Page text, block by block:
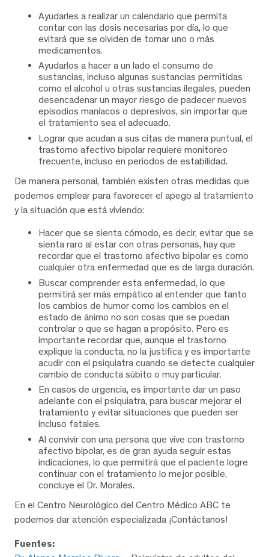
Ayudarles a realizar un calendario que permita
contar con las dosis necesarias por día, lo que
evitará que se olviden de tomar uno o más
medicamentos.
Ayudarlos a hacer a un lado el consumo de
sustancias, incluso algunas sustancias permitidas
como el alcohol u otras sustancias ilegales, pueden
desencadenar un mayor riesgo de padecer nuevos
episodios maníacos o depresivos, sin importar que
el tratamiento sea el adecuado.
Lograr que acudan a sus citas de manera puntual, el
trastorno afectivo bipolar requiere monitoreo
frecuente, incluso en periodos de estabilidad.
De manera personal, también existen otras medidas que
podemos emplear para favorecer el apego al tratamiento
y la situación que está viviendo:
Hacer que se sienta cómodo, es decir, evitar que se
sienta raro al estar con otras personas, hay que
recordar que el trastorno afectivo bipolar es como
cualquier otra enfermedad que es de larga duración.
Buscar comprender esta enfermedad, lo que
permitirá ser más empático al entender que tanto
los cambios de humor como los cambios en el
estado de ánimo no son cosas que se puedan
controlar o que se hagan a propósito. Pero es
importante recordar que, aunque el trastorno
explique la conducta, no la justifica y es importante
acudir con el psiquiatra cuando se detecte cualquier
cambio de conducta súbito o muy particular.
En casos de urgencia, es importante dar un paso
adelante con el psiquiatra, para buscar mejorar el
tratamiento y evitar situaciones que pueden ser
incluso fatales.
Al convivir con una persona que vive con trastorno
afectivo bipolar, es de gran ayuda seguir estas
indicaciones, lo que permitirá que el paciente logre
continuar con el tratamiento lo mejor posible,
concluye el Dr. Morales.
En el Centro Neurológico del Centro Médico ABC te
podemos dar atención especializada ¡Contáctanos!
Fuentes: